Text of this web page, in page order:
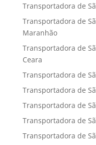
Transportadora de
Transportadora de
Maranhão
Transportadora de
Ceara
Transportadora de
Transportadora de
Transportadora de
Transportadora de
Transportadora de